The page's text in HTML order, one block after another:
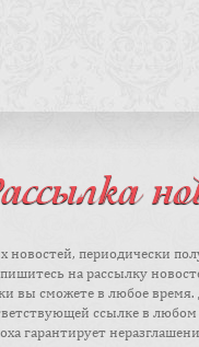
новостей, периодически
на рассылку
вы сможете в любое время.
ссылке в
гарантирует